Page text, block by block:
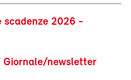
scadenze 2026 -
Giornale/newsletter